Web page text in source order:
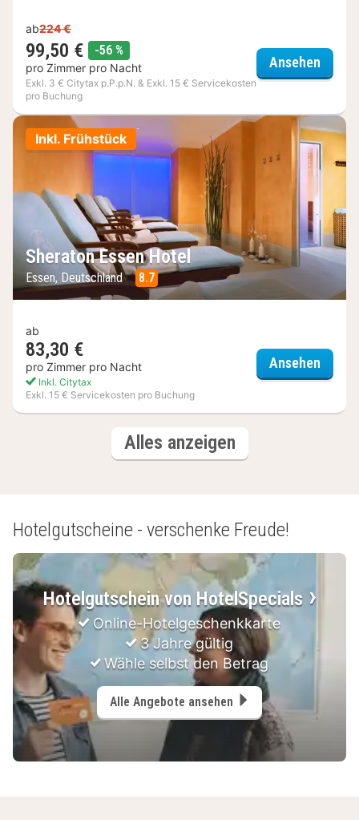
ab224 €
99,50 € -56 %
pro Zimmer pro Nacht
Exkl. 3 € Citytax p.P.p.N. & Exkl. 15 € Servicekosten
pro Buchung
Ansehen
Inkl. Frühstück
Sheraton Essen Hotel
Essen, Deutschland 8.7
ab
83,30 €
pro Zimmer pro Nacht
Inkl. Citytax
Exkl. 15 € Servicekosten pro Buchung
Ansehen
Alles anzeigenHotels
Hotelgutscheine - verschenke Freude!
Hotelgutschein von HotelSpecials
Online-Hotelgeschenkkarte
3 Jahre gültig
Wähle selbst den Betrag
Alle Angebote ansehen